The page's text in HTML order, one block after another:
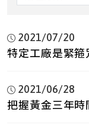
2021/07/20
特定工廠是緊
2021/06/28
把握黃金三年時